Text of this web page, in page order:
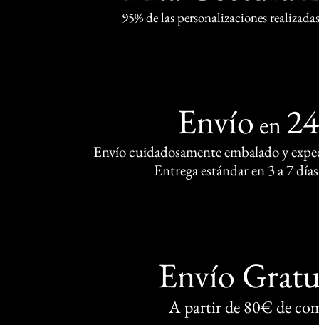
95% de las personalizaciones
Envío en
Envío cuidadosamente embalado y
Entrega estándar en 3 a 7
Envío
A partir de 80€ de